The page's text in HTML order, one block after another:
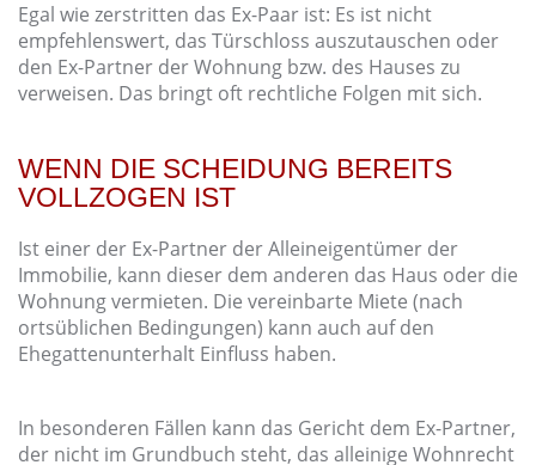
Egal wie zerstritten das Ex-Paar ist: Es ist nicht
empfehlenswert, das Türschloss auszutauschen oder
den Ex-Partner der Wohnung bzw. des Hauses zu
verweisen. Das bringt oft rechtliche Folgen mit sich.
WENN DIE SCHEIDUNG BEREITS
VOLLZOGEN IST
Ist einer der Ex-Partner der Alleineigentümer der
Immobilie, kann dieser dem anderen das Haus oder die
Wohnung vermieten. Die vereinbarte Miete (nach
ortsüblichen Bedingungen) kann auch auf den
Ehegattenunterhalt Einfluss haben.
In besonderen Fällen kann das Gericht dem Ex-Partner,
der nicht im Grundbuch steht, das alleinige Wohnrecht